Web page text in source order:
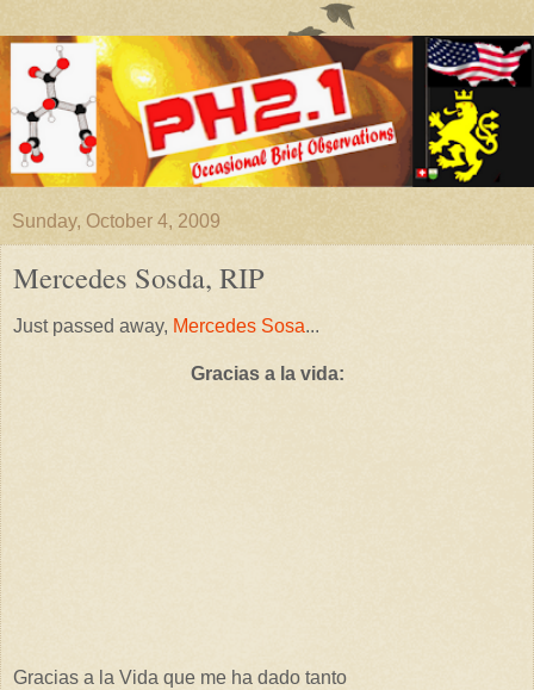
Sunday, October 4, 2009
Mercedes Sosda, RIP
Just passed away, Mercedes Sosa...
Gracias a la vida:
Gracias a la Vida que me ha dado tanto